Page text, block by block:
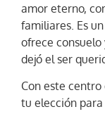
amor eterno,
familiares. Es
ofrece
dejó el ser
Con este
tu elección